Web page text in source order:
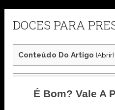
DOCES PARA
Conteúdo Do Artigo [Abrir]
É Bom? Vale A